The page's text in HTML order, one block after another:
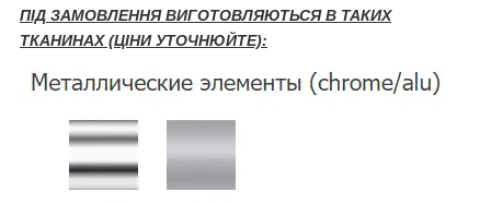
ПІД ЗАМОВЛЕННЯ ВИГОТОВЛЯЮТЬСЯ В ТАКИХ
ТКАНИНАХ (ЦІНИ УТОЧНЮЙТЕ):